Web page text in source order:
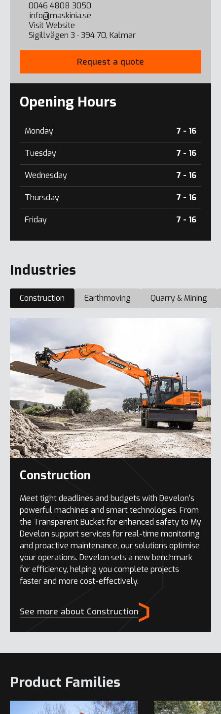
0046 4808 3050
info@maskinia.se
Visit Website
Sigillvägen 3 ∙ 394 70, Kalmar
Request a quote
Opening Hours
Monday 7 - 16
Tuesday 7 - 16
Wednesday 7 - 16
Thursday 7 - 16
Friday 7 - 16
Industries
Construction Earthmoving Quarry & Mining
Construction
Meet tight deadlines and budgets with Develon's
powerful machines and smart technologies. From
the Transparent Bucket for enhanced safety to My
Develon support services for real-time monitoring
and proactive maintenance, our solutions optimise
your operations. Develon sets a new benchmark
for efficiency, helping you complete projects
faster and more cost-effectively.
See more about Construction
Product Families